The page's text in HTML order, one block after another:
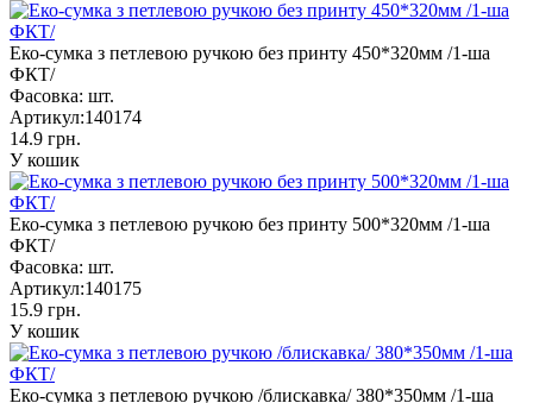
Еко-сумка з петлевою ручкою без принту 450*320мм /1-ша
ФКТ/
Фасовка: шт.
Артикул:140174
14.9 грн.
У кошик
Еко-сумка з петлевою ручкою без принту 500*320мм /1-ша
ФКТ/
Фасовка: шт.
Артикул:140175
15.9 грн.
У кошик
Еко-сумка з петлевою ручкою /блискавка/ 380*350мм /1-ша